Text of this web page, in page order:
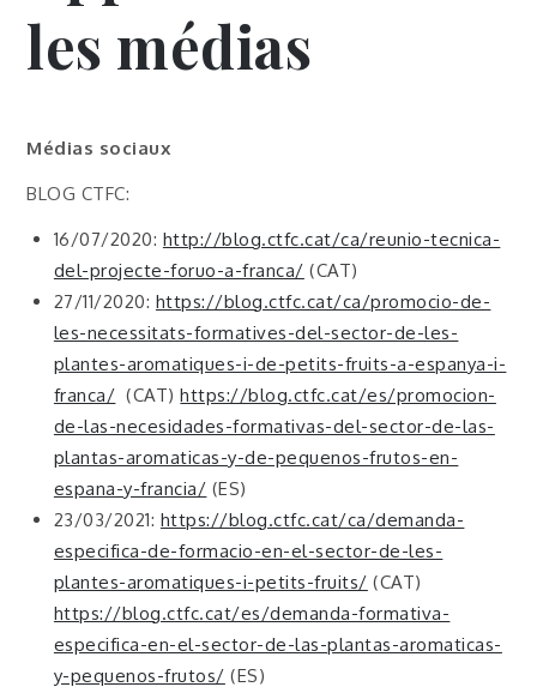
les médias
Médias sociaux
BLOG CTFC:
16/07/2020: http://blog.ctfc.cat/ca/reunio-tecnica-
del-projecte-foruo-a-franca/ (CAT)
27/11/2020: https://blog.ctfc.cat/ca/promocio-de-
les-necessitats-formatives-del-sector-de-les-
plantes-aromatiques-i-de-petits-fruits-a-espanya-i-
franca/ (CAT)https://blog.ctfc.cat/es/promocion-
de-las-necesidades-formativas-del-sector-de-las-
plantas-aromaticas-y-de-pequenos-frutos-en-
espana-y-francia/ (ES)
23/03/2021: https://blog.ctfc.cat/ca/demanda-
especifica-de-formacio-en-el-sector-de-les-
plantes-aromatiques-i-petits-fruits/ (CAT)
https://blog.ctfc.cat/es/demanda-formativa-
especifica-en-el-sector-de-las-plantas-aromaticas-
y-pequenos-frutos/ (ES)